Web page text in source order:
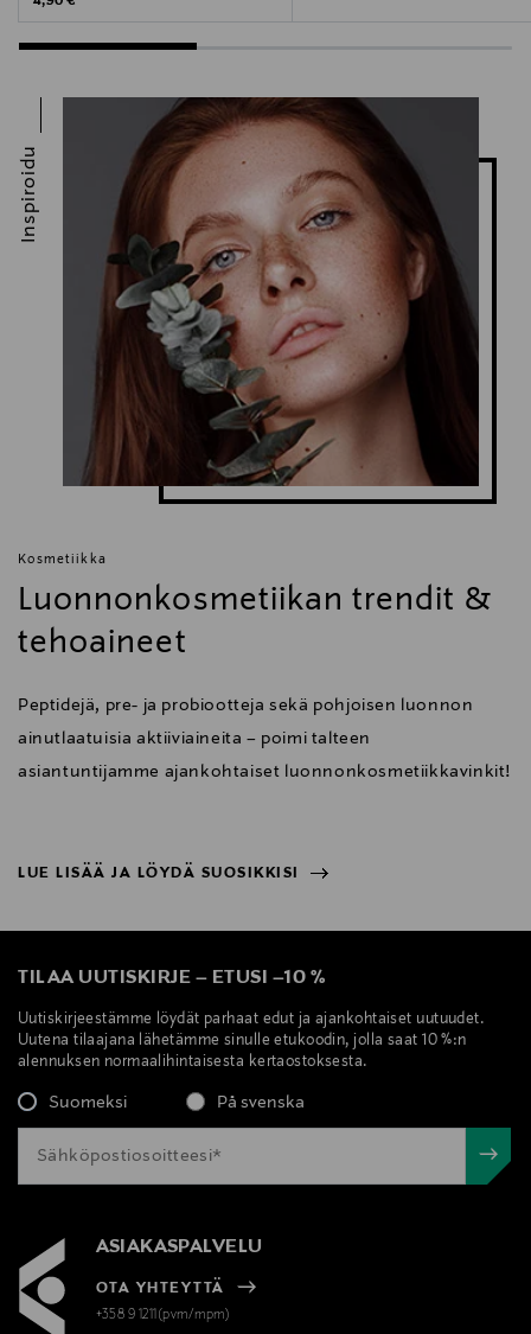
Ölandsgatan 42, 116 63 Stockholm, Sweden
Digitaalinen osoite
info@idunminerals.com
Idun Minerals, vedenkestävä ripsiväri, ripset,
silmämeikki, silmät,
Kosmetiikka
Luonnonkosmetiikan trendit &
tehoaineet
Peptidejä, pre- ja probiootteja sekä pohjoisen luonnon
ainutlaatuisia aktiiviaineita – poimi talteen
asiantuntijamme ajankohtaiset luonnonkosmetiikkavinkit!
LUE LISÄÄ JA LÖYDÄ SUOSIKKISI
Inspiroidu
TILAA UUTISKIRJE – ETUSI –10 %
Uutiskirjeestämme löydät parhaat edut ja ajankohtaiset uutuudet.
Uutena tilaajana lähetämme sinulle etukoodin, jolla saat 10 %:n
alennuksen normaalihintaisesta kertaostoksesta.
Suomeksi På svenska
ASIAKASPALVELU
OTA YHTEYTTÄ
+358 9 1211(pvm/mpm)